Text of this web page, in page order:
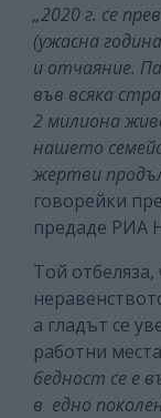
„2020 г. се
(ужасна
и отчаяние.
във всяка
2 милиона
нашето
жертви
говорейки
предаде РИА
Той
а гладът се
работни
бедност се е
в едно